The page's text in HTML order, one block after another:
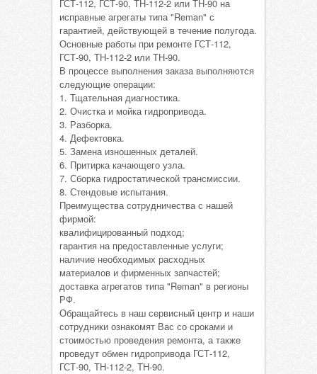
ГСТ-112, ГСТ-90, ТН-112-2 или ТН-90 на
исправные агрегаты типа "Reman" с
гарантией, действующей в течение полугода.
Основные работы при ремонте ГСТ-112,
ГСТ-90, ТН-112-2 или ТН-90.
В процессе выполнения заказа выполняются
следующие операции:
1. Тщательная диагностика.
2. Очистка и мойка гидропривода.
3. Разборка.
4. Дефектовка.
5. Замена изношенных деталей.
6. Притирка качающего узла.
7. Сборка гидростатической трансмиссии.
8. Стендовые испытания.
Преимущества сотрудничества с нашей
фирмой:
квалифицированный подход;
гарантия на предоставленные услуги;
наличие необходимых расходных
материалов и фирменных запчастей;
доставка агрегатов типа "Reman" в регионы
РФ.
Обращайтесь в наш сервисный центр и наши
сотрудники ознакомят Вас со сроками и
стоимостью проведения ремонта, а также
проведут обмен гидропривода ГСТ-112,
ГСТ-90, ТН-112-2, ТН-90.